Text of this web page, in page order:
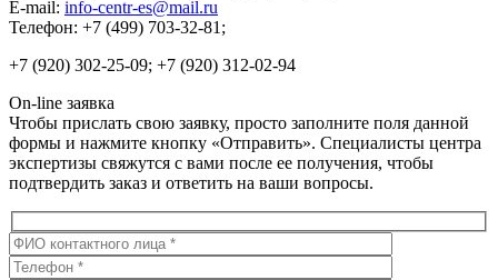
E-mail: info-centr-es@mail.ru
Телефон: +7 (499) 703-32-81;
+7 (920) 302-25-09; +7 (920) 312-02-94
On-line заявка
Чтобы прислать свою заявку, просто заполните поля данной
формы и нажмите кнопку «Отправить». Специалисты центра
экспертизы свяжутся с вами после ее получения, чтобы
подтвердить заказ и ответить на ваши вопросы.